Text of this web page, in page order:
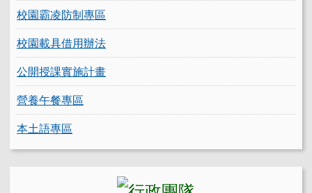
校園霸凌防制專區
校園載具借用辦法
公開授課實施計畫
營養午餐專區
本土語專區